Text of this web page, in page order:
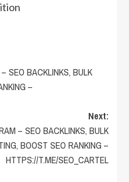
SEO BACKLINKS, BULK
–
Next:
– SEO BACKLINKS, BULK
BOOST SEO RANKING –
HTTPS://T.ME/SEO_CARTEL